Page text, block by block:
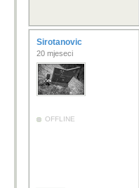
Sirotanovic
20 mjeseci
OFFLINE